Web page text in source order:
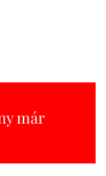
már